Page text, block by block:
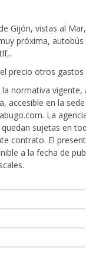
Gijón, vistas al
próxima,
precio otros
normativa
en la
La
sujetas en
contrato. El
a la fecha de